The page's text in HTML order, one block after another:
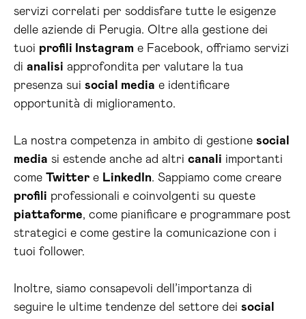
servizi correlati per soddisfare tutte le esigenze
delle aziende di Perugia. Oltre alla gestione dei
tuoi profili Instagram e Facebook, offriamo servizi
di analisi approfondita per valutare la tua
presenza sui social media e identificare
opportunità di miglioramento.
La nostra competenza in ambito di gestione social
media si estende anche ad altri canali importanti
come Twitter e LinkedIn. Sappiamo come creare
profili professionali e coinvolgenti su queste
piattaforme, come pianificare e programmare post
strategici e come gestire la comunicazione con i
tuoi follower.
Inoltre, siamo consapevoli dell’importanza di
seguire le ultime tendenze del settore dei social